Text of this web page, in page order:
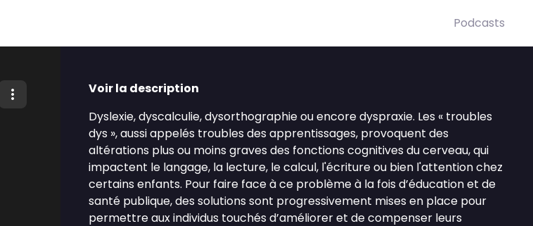
Podcasts
Voir la description
Dyslexie, dyscalculie, dysorthographie ou encore dyspraxie. Les « troubles
dys », aussi appelés troubles des apprentissages, provoquent des
altérations plus ou moins graves des fonctions cognitives du cerveau, qui
impactent le langage, la lecture, le calcul, l'écriture ou bien l'attention chez
certains enfants. Pour faire face à ce problème à la fois d’éducation et de
santé publique, des solutions sont progressivement mises en place pour
permettre aux individus touchés d’améliorer et de compenser leurs